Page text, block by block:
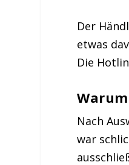
Der
etwas
Die
Nach
war